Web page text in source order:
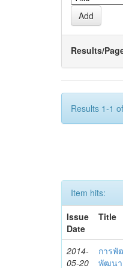
Results/
Results 1-1
Item hits:
Issue
Date
Title
2014-
05-20
การพั
พัฒนา